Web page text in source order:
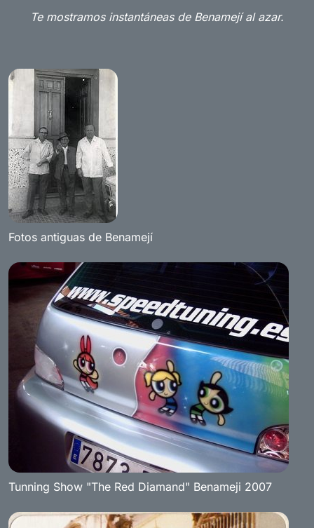
Te mostramos instantáneas de Benamejí al azar.
Fotos antiguas de Benamejí
Tunning Show "The Red Diamand" Benameji 2007